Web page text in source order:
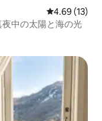
レビュー13
4.69 (13)
中の太陽と海の光